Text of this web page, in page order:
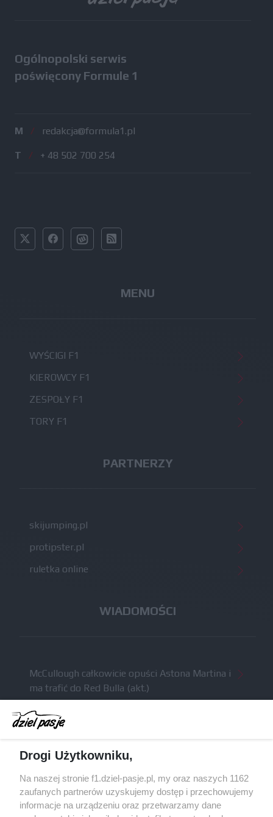
Ogólnopolski serwis
poświęcony Formule 1
M / redakcja@formula1.pl
T / + 48 502 700 254
MENU
WYŚCIGI F1
KIEROWCY F1
ZESPOŁY F1
TORY F1
PARTNERZY
skijumping.pl
protipster.pl
ruletka online
WIADOMOŚCI
McCullough całkowicie opuści Astona Martina i
ma trafić do Red Bulla (akt.)
Dochód F1 spadł o 61 procent względem
zeszłego sezonu
algorytmach?
Honda uświadomiła sobie skalę problemów z
silnikiem dopiero w styczniu
Audi planuje wprowadzić jeszcze cztery duże
Drogi Użytkowniku,
Na naszej stronie f1.dziel-pasje.pl, my oraz naszych 1162
zaufanych partnerów uzyskujemy dostęp i przechowujemy
informacje na urządzeniu oraz przetwarzamy dane